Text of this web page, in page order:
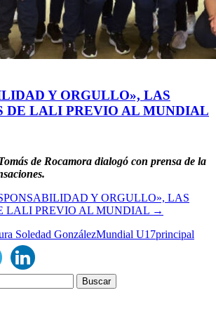
Y ORGULLO», LAS
DE LALI PREVIO AL MUNDIAL
de Rocamora dialogó con prensa de la
Y ORGULLO», LAS
LALI PREVIO AL MUNDIAL →
Soledad GonzálezMundial U17principal